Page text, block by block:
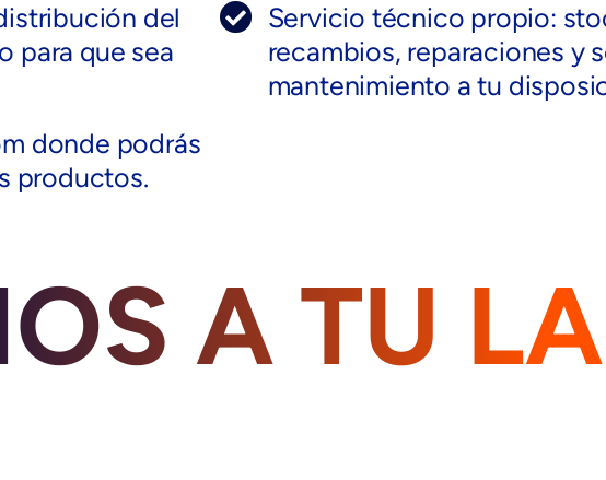
del
para que sea
donde podrás
productos.
Servicio técnico propio:
recambios, reparaciones y
mantenimiento a tu
A TU